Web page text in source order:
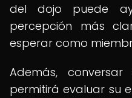
del dojo puede
percepción más
esperar como
Además,
permitirá evaluar su